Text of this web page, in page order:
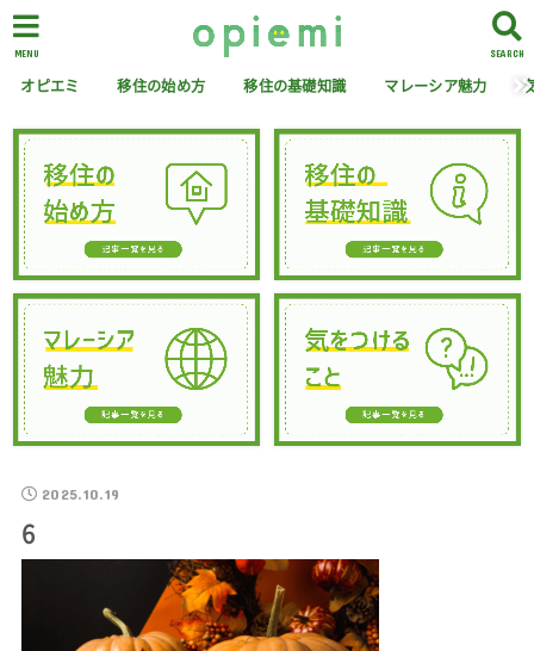
SEARCH
MENU
オピエミ 移住の始め方 移住の基礎知識 マレーシア魅力
2025.10.19
6